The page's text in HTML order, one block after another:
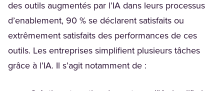
des outils augmentés par l’IA dans leurs processus
d’enablement, 90 % se déclarent satisfaits ou
extrêmement satisfaits des performances de ces
outils. Les entreprises simplifient plusieurs tâches
grâce à l’IA. Il s’agit notamment de :